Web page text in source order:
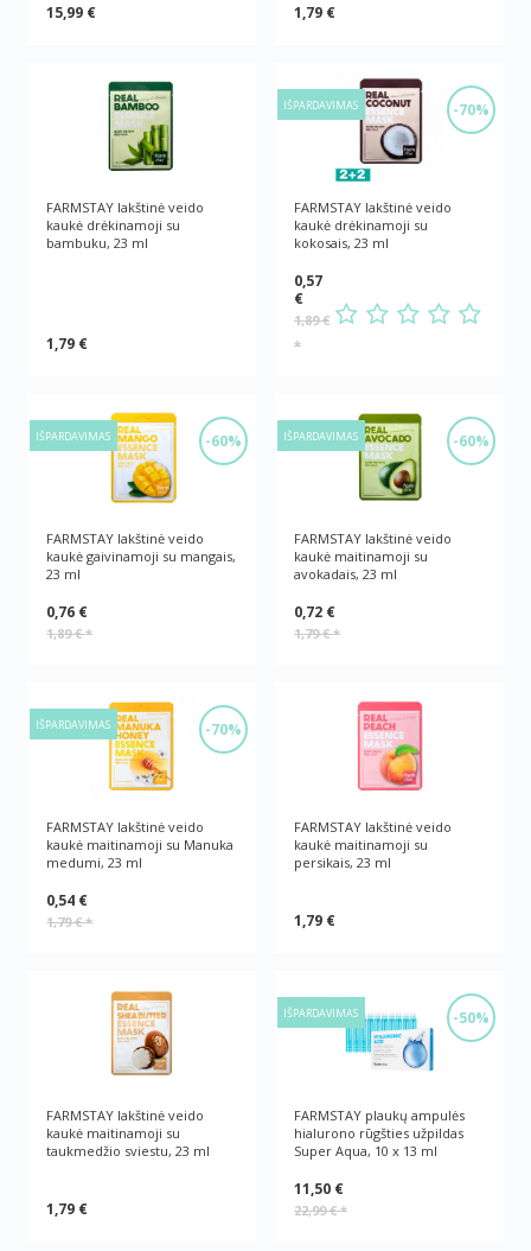
15,99 € 1,79 €
FARMSTAY lakštinė veido
kaukė drėkinamoji su
bambuku, 23 ml
1,79 €
-70%
IŠPARDAVIMAS
FARMSTAY lakštinė veido
kaukė drėkinamoji su
kokosais, 23 ml
0,57
€
1,89 €
*
-60%
IŠPARDAVIMAS
FARMSTAY lakštinė veido
kaukė gaivinamoji su mangais,
23 ml
0,76 €
1,89 €*
-60%
IŠPARDAVIMAS
FARMSTAY lakštinė veido
kaukė maitinamoji su
avokadais, 23 ml
0,72 €
1,79 €*
-70%
IŠPARDAVIMAS
FARMSTAY lakštinė veido
kaukė maitinamoji su Manuka
medumi, 23 ml
0,54 €
1,79 €*
FARMSTAY lakštinė veido
kaukė maitinamoji su
persikais, 23 ml
1,79 €
FARMSTAY lakštinė veido
kaukė maitinamoji su
taukmedžio sviestu, 23 ml
1,79 €
-50%
IŠPARDAVIMAS
FARMSTAY plaukų ampulės
hialurono rūgšties užpildas
Super Aqua, 10 x 13 ml
11,50 €
22,99 €*